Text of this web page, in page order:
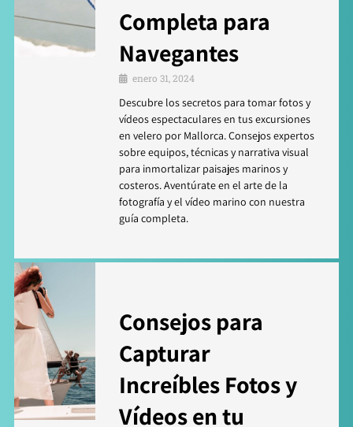
Completa para
Navegantes
enero 31, 2024
Descubre los secretos para tomar fotos y
vídeos espectaculares en tus excursiones
en velero por Mallorca. Consejos expertos
sobre equipos, técnicas y narrativa visual
para inmortalizar paisajes marinos y
costeros. Aventúrate en el arte de la
fotografía y el vídeo marino con nuestra
guía completa.
Consejos para
Capturar
Increíbles Fotos y
Vídeos en tu